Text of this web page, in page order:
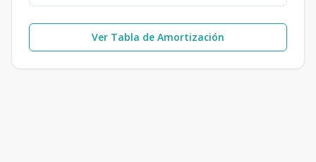
Ver Tabla de Amortización